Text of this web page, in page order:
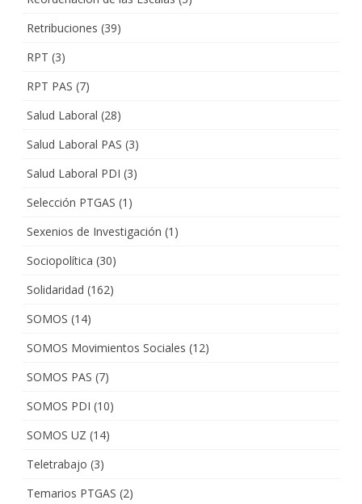
Retribuciones (39)
RPT (3)
RPT PAS (7)
Salud Laboral (28)
Salud Laboral PAS (3)
Salud Laboral PDI (3)
Selección PTGAS (1)
Sexenios de Investigación (1)
Sociopolítica (30)
Solidaridad (162)
SOMOS (14)
SOMOS Movimientos Sociales (12)
SOMOS PAS (7)
SOMOS PDI (10)
SOMOS UZ (14)
Teletrabajo (3)
Temarios PTGAS (2)